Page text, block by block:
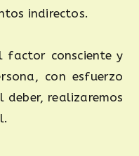
indirectos.
factor consciente y
con esfuerzo
deber, realizaremos